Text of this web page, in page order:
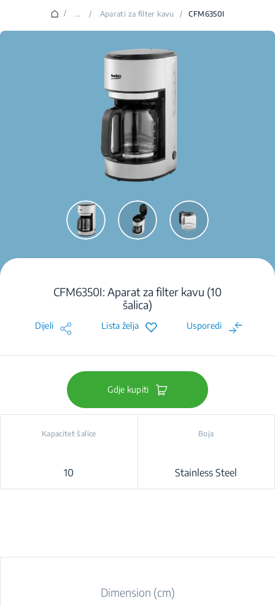
/ ... / Aparati za filter kavu / CFM6350I
CFM6350I: Aparat za filter kavu (10
šalica)
Dijeli Lista želja Usporedi
Gdje kupiti
Kapacitet šalice
10
Boja
Stainless Steel
Dimension (cm)